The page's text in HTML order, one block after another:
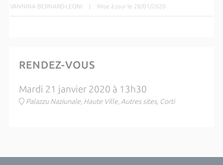
VANNINA BERNARD-LEONI | Mise à jour le 28/01/2020
RENDEZ-VOUS
Mardi 21 janvier 2020 à 13h30
Palazzu Naziunale, Haute Ville, Autres sites, Corti